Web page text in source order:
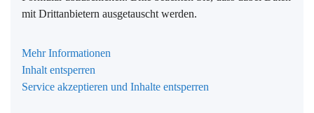
mit Drittanbietern ausgetauscht werden.
Mehr Informationen
Inhalt entsperren
Service akzeptieren und Inhalte entsperren